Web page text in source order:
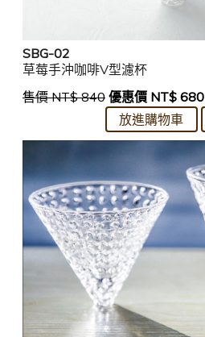
SBG-02
草莓手沖咖啡V型濾杯
售價 NT$ 840 優惠價 NT$ 680